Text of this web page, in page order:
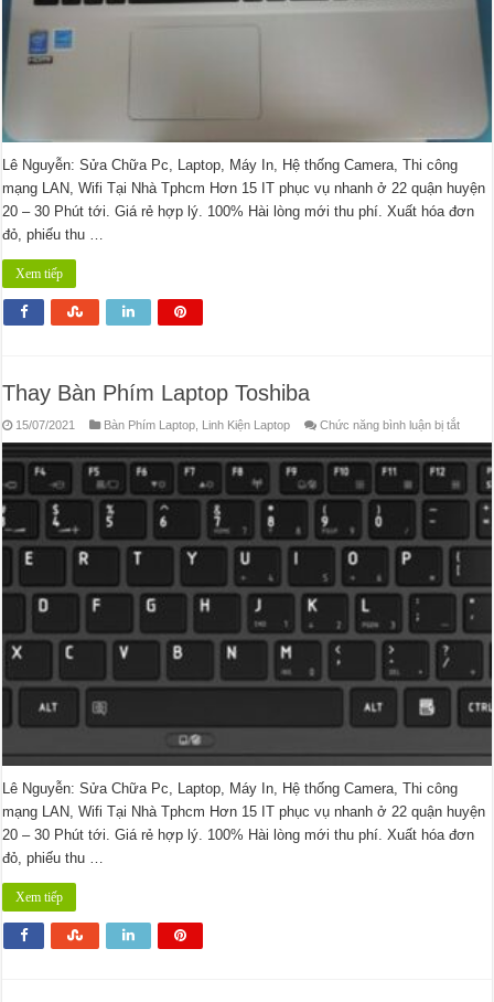
Lê Nguyễn: Sửa Chữa Pc, Laptop, Máy In, Hệ thống Camera, Thi công
mạng LAN, Wifi Tại Nhà Tphcm Hơn 15 IT phục vụ nhanh ở 22 quận huyện
20 – 30 Phút tới. Giá rẻ hợp lý. 100% Hài lòng mới thu phí. Xuất hóa đơn
đỏ, phiếu thu …
Xem tiếp
Thay Bàn Phím Laptop Toshiba
15/07/2021 Bàn Phím Laptop Linh Kiện Laptop Chức năng bình luận bị tắtở
Bàn
Phím
Lê Nguyễn: Sửa Chữa Pc, Laptop, Máy In, Hệ thống Camera, Thi công
mạng LAN, Wifi Tại Nhà Tphcm Hơn 15 IT phục vụ nhanh ở 22 quận huyện
20 – 30 Phút tới. Giá rẻ hợp lý. 100% Hài lòng mới thu phí. Xuất hóa đơn
đỏ, phiếu thu …
Xem tiếp